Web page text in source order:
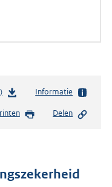
b
s
s
Informatie
Delen